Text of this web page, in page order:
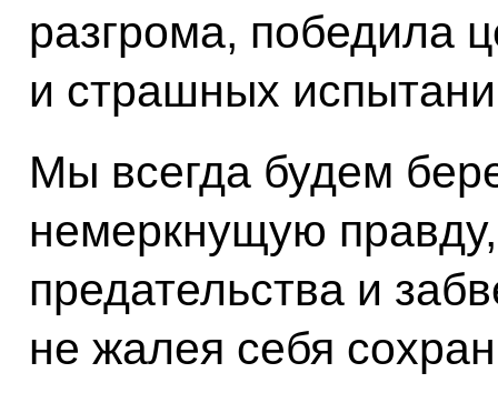
разгрома, победила
и страшных
Мы всегда будем
немеркнущую
предательства и
не жалея себя